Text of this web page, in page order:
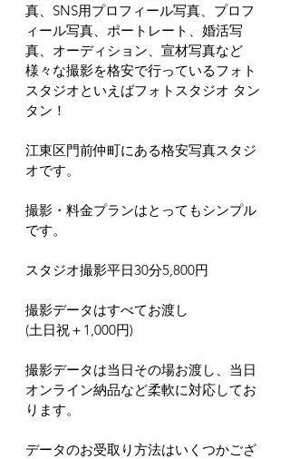
真、SNS用プロフィール写真、プロフ
ィール写真、ポートレート、婚活写
真、オーディション、宣材写真など
様々な撮影を格安で行っているフォト
スタジオといえばフォトスタジオ タン
タン！
江東区門前仲町にある格安写真スタジ
オです。
撮影・料金プランはとってもシンプル
です。
スタジオ撮影平日30分5,800円
撮影データはすべてお渡し
(土日祝＋1,000円)
撮影データは当日その場お渡し、当日
オンライン納品など柔軟に対応してお
ります。
データのお受取り方法はいくつかござ